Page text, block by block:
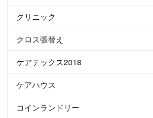
クリニック
クロス張替え
ケアテックス2018
ケアハウス
コインランドリー